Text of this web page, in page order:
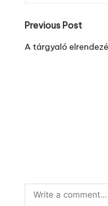
Post
Previous Post
A tárgyaló